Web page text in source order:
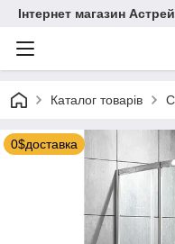
Інтернет магазин Астрей
Каталог товарів
0$доставка